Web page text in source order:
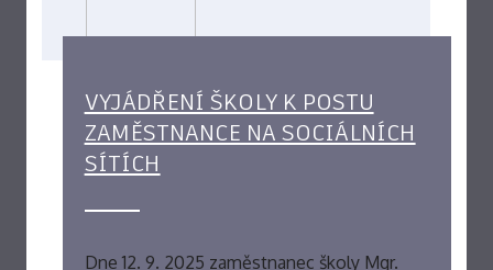
VYJÁDŘENÍ ŠKOLY K POSTU
ZAMĚSTNANCE NA SOCIÁLNÍCH
SÍTÍCH
Dne 12. 9. 2025 zaměstnanec školy Mgr.